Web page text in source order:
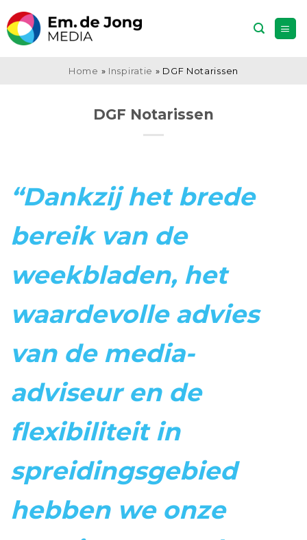
naar
inhoud
Home » Inspiratie » DGF Notarissen
DGF Notarissen
“Dankzij het brede
bereik van de
weekbladen, het
waardevolle advies
van de media-
adviseur en de
flexibiliteit in
spreidingsgebied
hebben we onze